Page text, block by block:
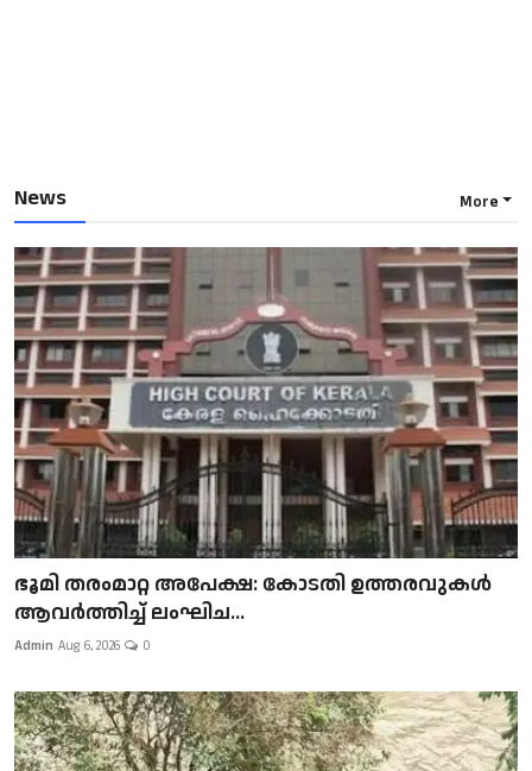
News More
ഭൂമി തരംമാറ്റ അപേക്ഷ: കോടതി ഉത്തരവുകൾ
ആവർത്തിച്ച് ലംഘിച...
Admin Aug 6, 2026 0